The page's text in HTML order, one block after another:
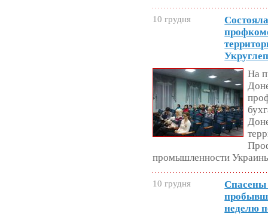
10 грудня
На
промышленности
10 грудня
Спасены
неделю